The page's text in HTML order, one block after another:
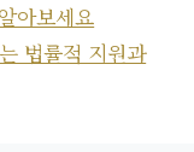
아보세요
법률적 지원과